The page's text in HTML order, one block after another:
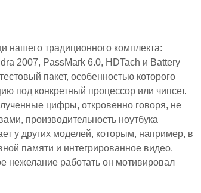
нашего традиционного комплекта:
2007, PassMark 6.0, HDTach и Battery
пакет, особенностью которого
под конкретный процессор или чипсет.
цифры, откровенно говоря, не
производительность ноутбука
у других моделей, которым, например, в
памяти и интегрированное видео.
нежелание работать он мотивировал